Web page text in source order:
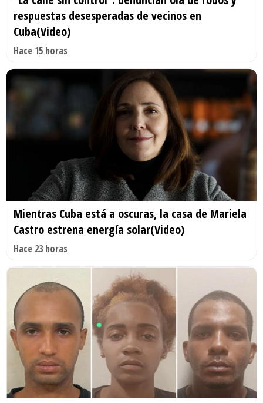
respuestas desesperadas de vecinos en
Cuba(Video)
Hace 15 horas
Mientras Cuba está a oscuras, la casa de Mariela
Castro estrena energía solar(Video)
Hace 23 horas